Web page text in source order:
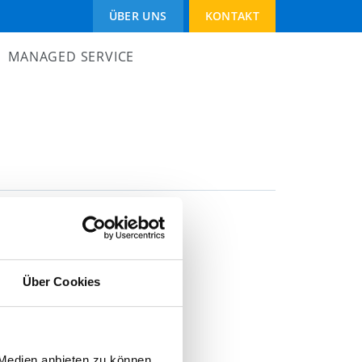
Über Cookies
Navigation
überspringen
ÜBER UNS KONTAKT
MANAGED SERVICE